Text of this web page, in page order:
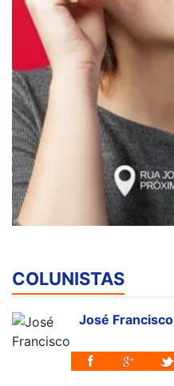
COLUNISTAS
José Francisco